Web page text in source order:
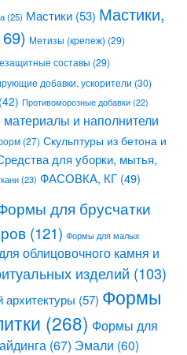
(25) Мастики (53) Мастики,
Метизы (крепеж) (29)
составы (29)
добавки, ускорители (30)
(42) Противоморозные добавки (22)
и наполнители
(27) Скульптуры из бетона и
для уборки, мытья,
(23) ФАСОВКА, КГ (49)
для брусчатки
(121) Формы для малых
облицовочного камня и
изделий (103)
(57) Формы
(268) Формы для
(67) Эмали (60)